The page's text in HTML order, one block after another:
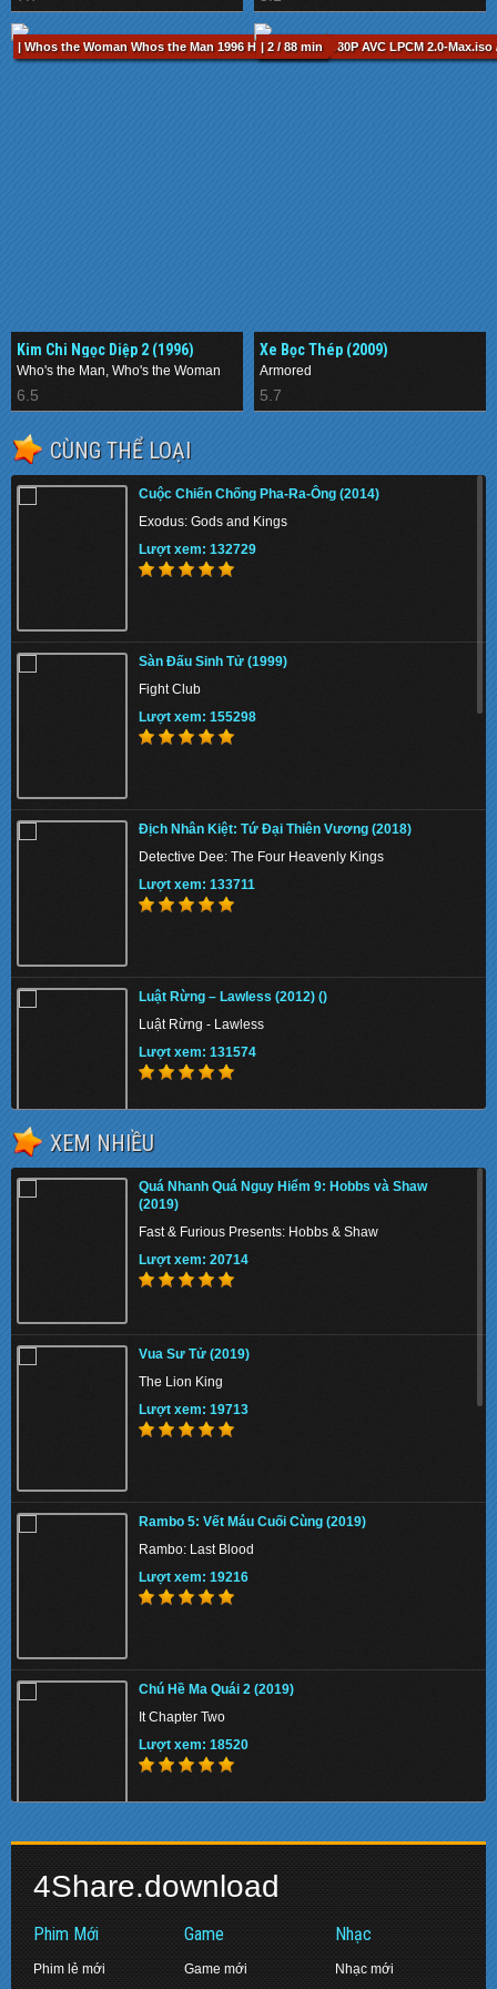
| Whos the Woman Whos the Man 1996 HKG Blu-ray 1080P AVC LPCM 2.0-Max.iso
Kim Chi Ngọc Diệp 2 (1996)
Who's the Man, Who's the Woman
6.5
| 2 / 88 min
Xe Bọc Thép (2009)
Armored
5.7
CÙNG THỂ LOẠI
Cuộc Chiến Chống Pha-Ra-Ông (2014)
Exodus: Gods and Kings
Lượt xem: 132729
Sàn Đấu Sinh Tử (1999)
Fight Club
Lượt xem: 155298
Địch Nhân Kiệt: Tứ Đại Thiên Vương (2018)
Detective Dee: The Four Heavenly Kings
Lượt xem: 133711
Luật Rừng – Lawless (2012) ()
Luật Rừng - Lawless
Lượt xem: 131574
[TMTV] Qúy Bà Cảnh Sát 2 (2015–)
Mrs. Cop
Chiến Binh Puli (2015)
Puli
Lượt xem: 155363
Tử Địa Skyfall (2012)
Skyfall
Lượt xem: 156033
Sự Cám Dỗ Nguy Hiểm (Vòng Tay Cám Dỗ) –
Links To Temptation (TVB 2011) (19 Tập) ()
Sự Cám Dỗ Nguy Hiểm - Links To Temptation
Lượt xem: 141282
Lượt xem: 155188
XEM NHIỀU
Quá Nhanh Quá Nguy Hiểm 9: Hobbs và Shaw
(2019)
Fast & Furious Presents: Hobbs & Shaw
Lượt xem: 20714
Vua Sư Tử (2019)
The Lion King
Lượt xem: 19713
Rambo 5: Vết Máu Cuối Cùng (2019)
Rambo: Last Blood
Lượt xem: 19216
Chú Hề Ma Quái 2 (2019)
It Chapter Two
Lượt xem: 18520
Avengers: Endgame
4Share.download
Phim Mới
Phim lẻ mới
Game
Game mới
Nhạc
Nhạc mới